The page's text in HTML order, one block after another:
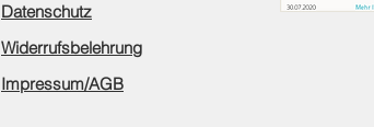
Datenschutz
Widerrufsbelehrung
Impressum/AGB